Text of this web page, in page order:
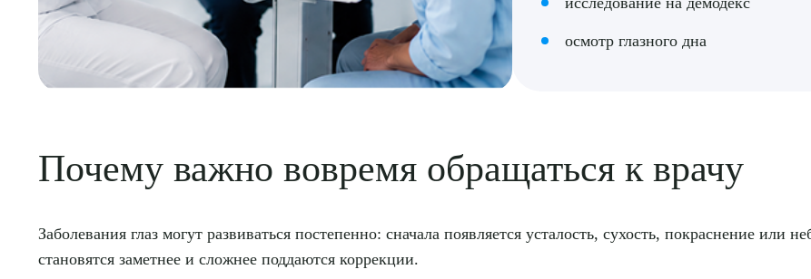
осмотр глазного дна
Почему важно вовремя обращаться к врачу
Заболевания глаз могут развиваться постепенно: сначала появляется усталость, сухость, покраснение или
становятся заметнее и сложнее поддаются коррекции.